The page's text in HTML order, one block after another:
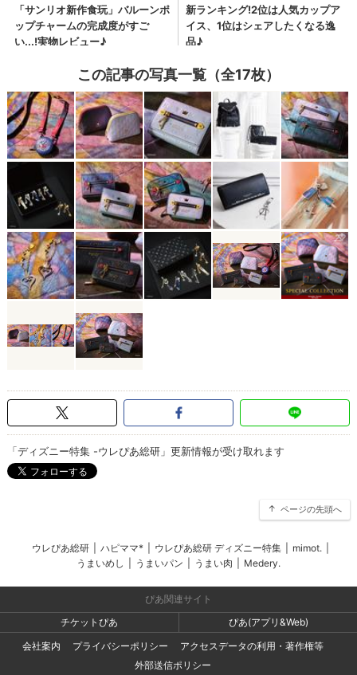
この記事の写真一覧（全17枚）
「ディズニー特集 -ウレぴあ総研」更新情報が受け取れます
ページの先頭へ
ウレぴあ総研 ハピママ* ウレぴあ総研 ディズニー特集 mimot.
うまいめし
うまいパン うまい肉 Medery.
ぴあ関連サイト
チケットぴあ
ぴあ(アプリ&Web)
会社案内
プライバシーポリシー
アクセスデータの利用・著作権等
外部送信ポリシー